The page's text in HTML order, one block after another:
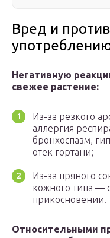
Вред и
Негативную
свежее растение:
Из-за резкого
аллергия
бронхоспазм,
отек гортани;
Из-за пряного
кожного типа —
прикосновении.
Относительными